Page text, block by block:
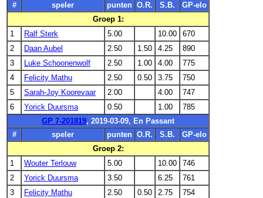
#
speler punten O.R. S.B.
GP-elo
Groep 1:
1
Ralf Sterk 5.00 10.00
670
2
Daan Aubel 2.50 1.50 4.25
890
3
Luke Schoonenwolf 2.50 1.00 4.00
775
4
Felicity Mathu 2.50 0.50 3.75
750
5
Sarah-Joy Koorevaar 2.00 4.00
747
6
Yorick Duursma 0.50 1.00
785
GP 7-201819, 2019-03-09, En Passant
#
speler punten O.R. S.B.
GP-elo
Groep 2:
1
Wouter Terlouw 5.00 10.00
746
2
Yorick Duursma 3.50 6.25
761
3
Felicity Mathu 2.50 0.50 2.75
754